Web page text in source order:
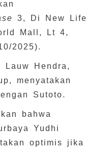
3, Di New Life
Mall, Lt 4,
2025).
Lauw Hendra,
menyatakan
Sutoto.
bahwa
Yudhi
optimis jika